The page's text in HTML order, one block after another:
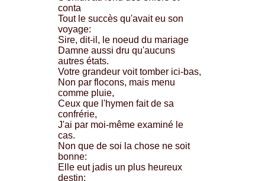
conta
Tout le succès qu'avait eu son
voyage:
Sire, dit-il, le noeud du mariage
Damne aussi dru qu'aucuns
autres états.
Votre grandeur voit tomber ici-bas,
Non par flocons, mais menu
comme pluie,
Ceux que l'hymen fait de sa
confrérie,
J'ai par moi-même examiné le
cas.
Non que de soi la chose ne soit
bonne:
Elle eut jadis un plus heureux
destin;